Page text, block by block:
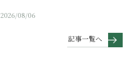
2026/08/06
記事一覧へ